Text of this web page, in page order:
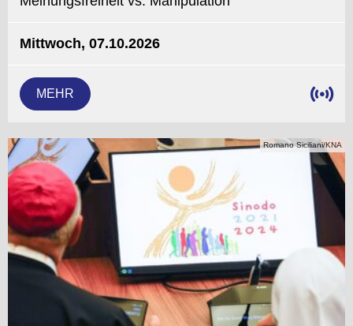
Mittwoch, 07.10.2026
MEHR
Romano Siciliani/KNA